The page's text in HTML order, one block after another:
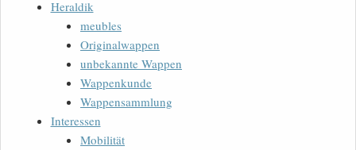
Heraldik
meubles
Originalwappen
unbekannte Wappen
Wappenkunde
Wappensammlung
Interessen
Mobilität